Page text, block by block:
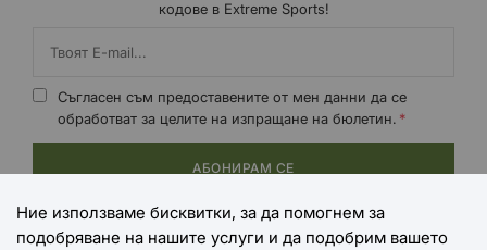
кодове в Extreme Sports!
Съгласен съм предоставените от мен данни да се
обработват за целите на изпращане на бюлетин.
АБОНИРАМ СЕ
Ние използваме бисквитки, за да помогнем за
подобряване на нашите услуги и да подобрим вашето